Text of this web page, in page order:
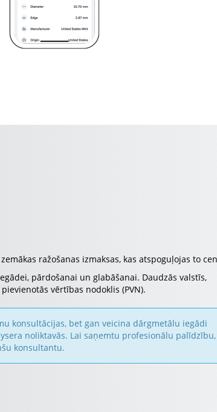
ražošanas izmaksas, kas atspoguļojas to
pārdošanai un glabāšanai. Daudzās valstīs,
vērtības nodoklis (PVN).
konsultācijas, bet gan veicina dārgmetālu iegādi
noliktavās. Lai saņemtu profesionālu palīdzību,
konsultantu.